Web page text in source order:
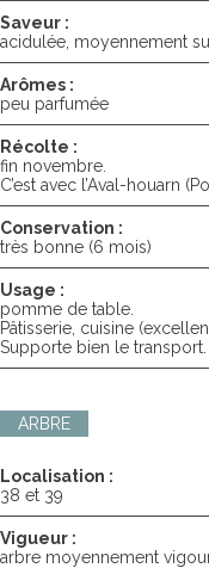
Saveur :
acidulée, moyennement
Arômes :
peu parfumée
Récolte :
fin novembre.
C’est avec l’Aval-houarn
Conservation :
très bonne (6 mois)
Usage :
pomme de table.
Pâtisserie, cuisine
Supporte bien le transport.
ARBRE
Localisation :
38 et 39
Vigueur :
arbre moyennement